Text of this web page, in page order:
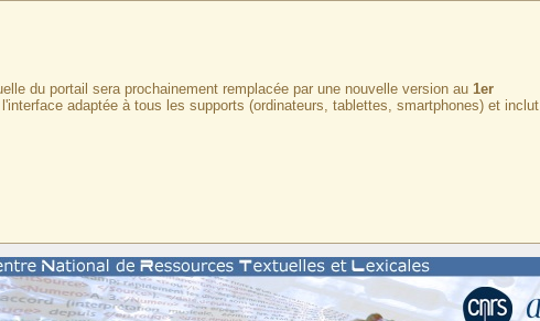
du portail sera prochainement remplacée par une nouvelle version au 1er
adaptée à tous les supports (ordinateurs, tablettes, smartphones) et inclut